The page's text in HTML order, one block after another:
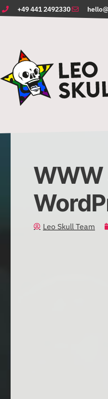
+49 441 2492330
Leo Skull Team